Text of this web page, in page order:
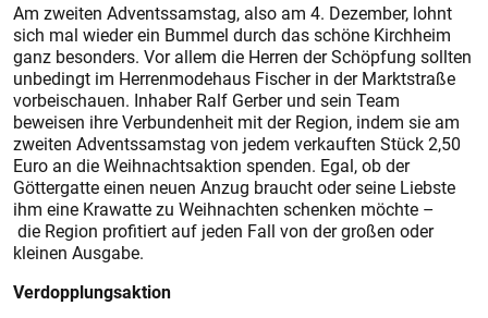
Am zweiten Adventssamstag, also am 4. Dezember, lohnt
sich mal wieder ein Bummel durch das schöne Kirchheim
ganz besonders. Vor allem die Herren der Schöpfung sollten
unbedingt im Herrenmodehaus Fischer in der Marktstraße
vorbeischauen. Inhaber Ralf Gerber und sein Team
beweisen ihre Verbundenheit mit der Region, indem sie am
zweiten Adventssamstag von jedem verkauften Stück 2,50
Euro an die Weihnachtsaktion spenden. Egal, ob der
Göttergatte einen neuen Anzug braucht oder seine Liebste
ihm eine Krawatte zu Weihnachten schenken möchte –
die Region profitiert auf jeden Fall von der großen oder
kleinen Ausgabe.
Verdopplungsaktion